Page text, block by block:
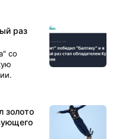
раз
со
золото